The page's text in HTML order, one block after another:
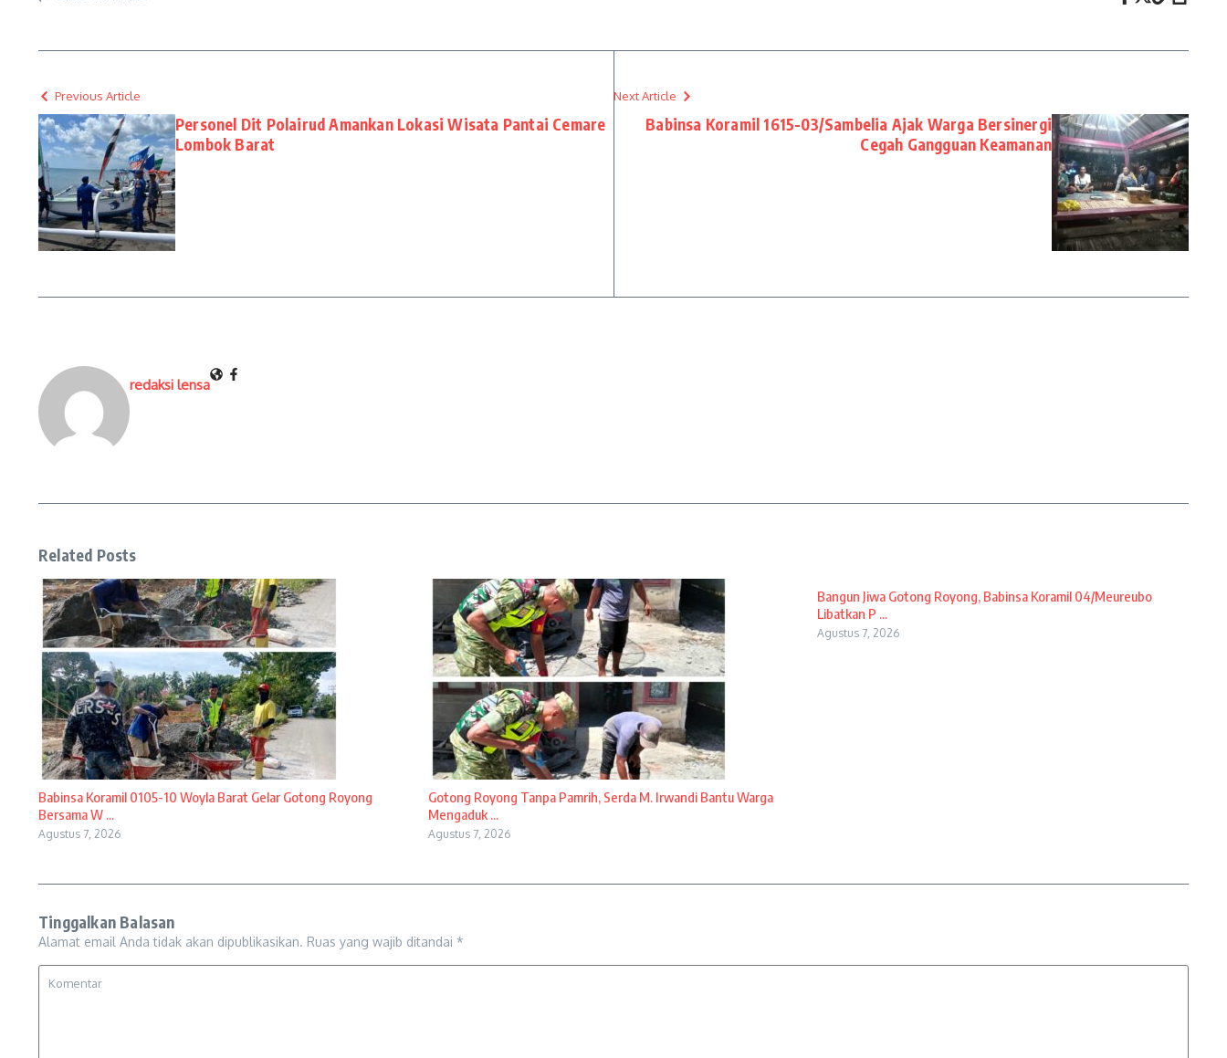
Previous Article
Personel Dit Polairud Amankan Lokasi Wisata Pantai Cemare
Lombok Barat
Next Article
Babinsa Koramil 1615-03/Sambelia Ajak Warga Bersinergi
Cegah Gangguan Keamanan
redaksi lensa
Related Posts
Babinsa Koramil 0105-10 Woyla Barat Gelar Gotong Royong
Bersama W ...
Agustus 7, 2026
Gotong Royong Tanpa Pamrih, Serda M. Irwandi Bantu Warga
Mengaduk ...
Agustus 7, 2026
Bangun Jiwa Gotong Royong, Babinsa Koramil 04/Meureubo
Libatkan P ...
Agustus 7, 2026
Tinggalkan Balasan
Alamat email Anda tidak akan dipublikasikan. Ruas yang wajib ditandai *